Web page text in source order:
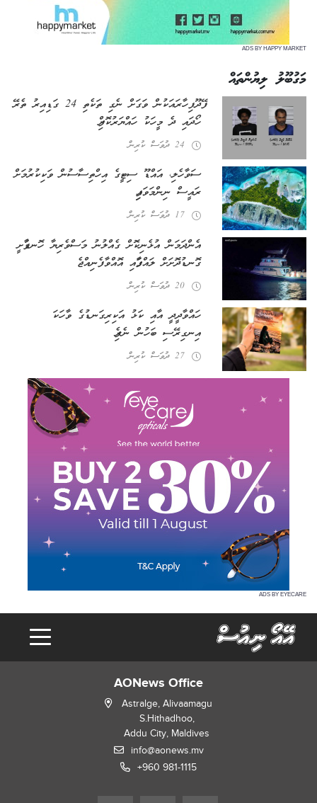
ADS BY HAPPY MARKET
މަގުބޫލު ލިޔުންތައް
ފޭދޫ ފިހާރައަކުން ވަގަށް ނެގި ތަކެތި 24 ގަޑިއިރު ތެރޭ
ހޯދައި ދެ މީހަކު ހައްޔަރުކޮށްފި
24 ދުވަސް ކުރިން
ސަވާހެލި، އައްޑޫ ސިޓީގެ އިހްތިސާސުން ވަކިކުރުމަށް
ރައީސް ނިންމަވައިފި
17 ދުވަސް ކުރިން
އެންދަމަން އުޅެނިކޮށް ގެއްލުނު މަސްވެރިޔާ ހޮނޑާފުށީ
ގޮނޑުދޮށަށް ލައްގާފައި އޮއްވާ ފެނިއްޖެ
20 ދުވަސް ކުރިން
ހައްވާދީދީ އާއި ކަޅު އަކިރިގަނޑުގެ ވާހަކަ
އިނގިރޭސި ބަހުން ނެރެފި
27 ދުވަސް ކުރިން
ADS BY EYECARE
AONews Office
Astralge, Alivaamagu
S.Hithadhoo,
Addu City, Maldives
info@aonews.mv
+960 981-1115